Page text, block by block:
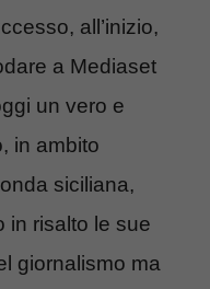
all’inizio,
a Mediaset
un vero e
in ambito
siciliana,
in risalto le sue
giornalismo ma